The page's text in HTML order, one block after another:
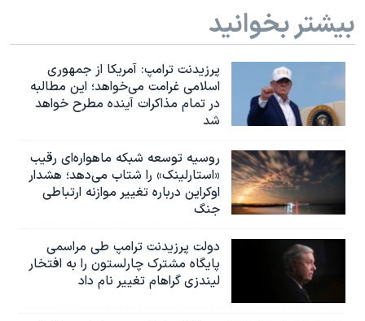
بیشتر بخوانید
پرزیدنت ترامپ: آمریکا از جمهوری
اسلامی غرامت می‌خواهد؛ این مطالبه
در تمام مذاکرات آینده مطرح خواهد
شد
روسیه توسعه شبکه ماهواره‌ای رقیب
«استارلینک» را شتاب می‌دهد؛ هشدار
اوکراین درباره تغییر موازنه ارتباطی
جنگ
دولت پرزیدنت ترامپ طی مراسمی
پایگاه مشترک چارلستون را به افتخار
لیندزی گراهام تغییر نام داد